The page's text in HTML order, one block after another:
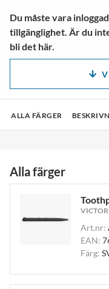
Du måste vara
tillgänglighet. Är du
bli det här.
ALLA FÄRGER
Alla färger
Art.nr:
EAN:
Färg: